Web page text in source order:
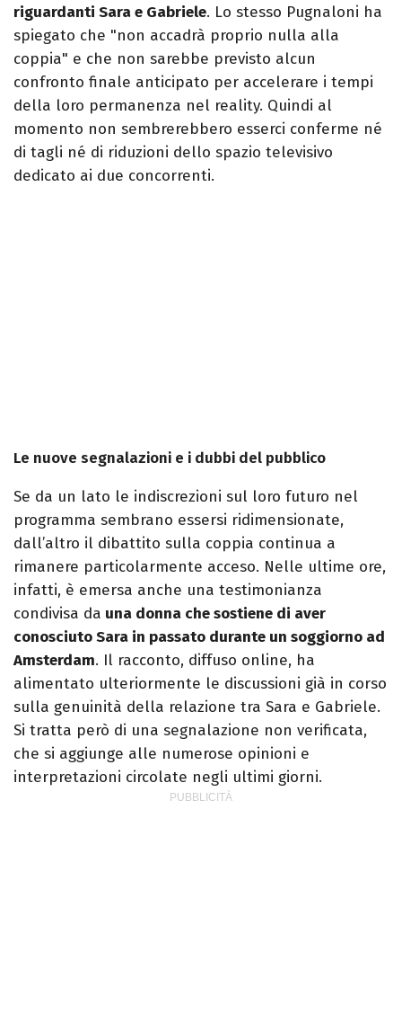
riguardanti Sara e Gabriele. Lo stesso Pugnaloni ha
spiegato che "non accadrà proprio nulla alla
coppia" e che non sarebbe previsto alcun
confronto finale anticipato per accelerare i tempi
della loro permanenza nel reality. Quindi al
momento non sembrerebbero esserci conferme né
di tagli né di riduzioni dello spazio televisivo
dedicato ai due concorrenti.
Le nuove segnalazioni e i dubbi del pubblico
Se da un lato le indiscrezioni sul loro futuro nel
programma sembrano essersi ridimensionate,
dall’altro il dibattito sulla coppia continua a
rimanere particolarmente acceso. Nelle ultime ore,
infatti, è emersa anche una testimonianza
condivisa da una donna che sostiene di aver
conosciuto Sara in passato durante un soggiorno ad
Amsterdam. Il racconto, diffuso online, ha
alimentato ulteriormente le discussioni già in corso
sulla genuinità della relazione tra Sara e Gabriele.
Si tratta però di una segnalazione non verificata,
che si aggiunge alle numerose opinioni e
interpretazioni circolate negli ultimi giorni.